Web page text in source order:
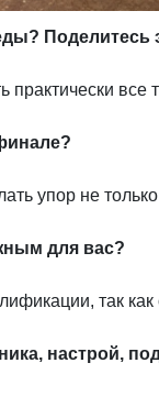
Поделитесь
практически все
упор не
для вас?
так как
настрой,